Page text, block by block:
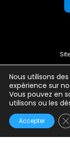
Nous utilisons
expérience sur
Vous pouvez en
utilisons ou les
Accepter